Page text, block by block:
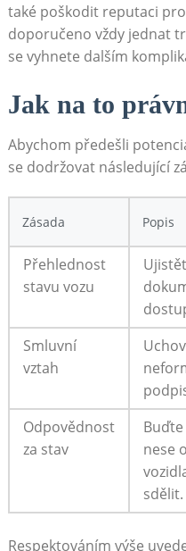
také poškodit reputaci
doporučeno vždy jednat
se vyhnete dalším
Jak na to
Abychom předešli
se dodržovat následující
Zásada Popis
Přehlednost
stavu vozu
Smluvní
vztah
Odpovědnost
za stav
nese
sdělit.
Respektováním výše